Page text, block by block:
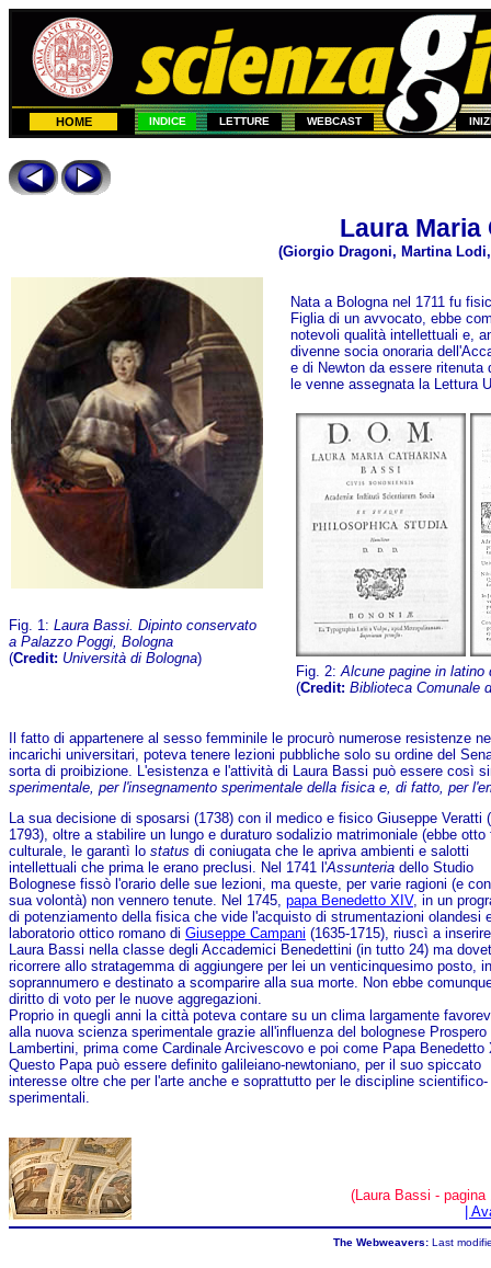
HOME INDICE LETTURE WEBCAST
Laura
(Giorgio Dragoni, Martina
Fig. 1: Laura Bassi. Dipinto conservato
a Palazzo Poggi, Bologna
(Credit: Università di Bologna)
Nata a Bologna nel 1711 fu
Figlia di un avvocato, ebbe
notevoli qualità intellettuali e,
divenne socia onoraria
e di Newton da essere ritenuta
le venne assegnata la Lettura
Fig. 2: Alcune pagine in latino
(Credit: Biblioteca Comunale
Il fatto di appartenere al sesso femminile le procurò numerose resistenze
incarichi universitari, poteva tenere lezioni pubbliche solo su ordine del
sorta di proibizione. L'esistenza e l'attività di Laura Bassi può essere così
sperimentale, per l'insegnamento sperimentale della fisica e, di fatto, per
La sua decisione di sposarsi (1738) con il medico e fisico Giuseppe Veratti
1793), oltre a stabilire un lungo e duraturo sodalizio matrimoniale (ebbe otto
culturale, le garantì lo status di coniugata che le apriva ambienti e salotti
intellettuali che prima le erano preclusi. Nel 1741 l'Assunteria dello Studio
Bolognese fissò l'orario delle sue lezioni, ma queste, per varie ragioni (e
sua volontà) non vennero tenute. Nel 1745, papa Benedetto XIV, in un
di potenziamento della fisica che vide l'acquisto di strumentazioni olandesi
laboratorio ottico romano di Giuseppe Campani (1635-1715), riuscì a inserire
Laura Bassi nella classe degli Accademici Benedettini (in tutto 24) ma
ricorrere allo stratagemma di aggiungere per lei un venticinquesimo posto, in
soprannumero e destinato a scomparire alla sua morte. Non ebbe
diritto di voto per le nuove aggregazioni.
Proprio in quegli anni la città poteva contare su un clima largamente
alla nuova scienza sperimentale grazie all'influenza del bolognese Prospero
Lambertini, prima come Cardinale Arcivescovo e poi come Papa Benedetto
Questo Papa può essere definito galileiano-newtoniano, per il suo spiccato
interesse oltre che per l'arte anche e soprattutto per le discipline scientifico-
sperimentali.
(Laura Bassi - pagina
|
The Webweavers: Last